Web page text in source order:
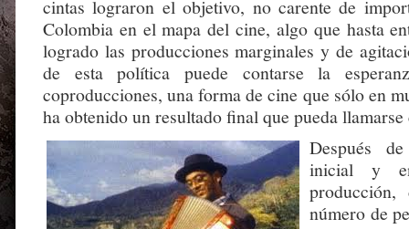
cintas lograron el objetivo, no carente de
Colombia en el mapa del cine, algo que hasta
logrado las producciones marginales y de
de esta política puede contarse la
coproducciones, una forma de cine que sólo en
ha obtenido un resultado final que pueda
Después
inicial y
número de